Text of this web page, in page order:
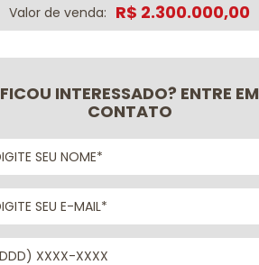
Valor de venda: R$ 2.300.000,00
FICOU INTERESSADO? ENTRE EM
CONTATO